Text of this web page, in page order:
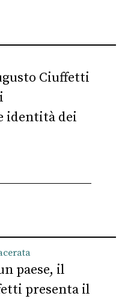
Ciuffetti
identità dei
paese, il
presenta il